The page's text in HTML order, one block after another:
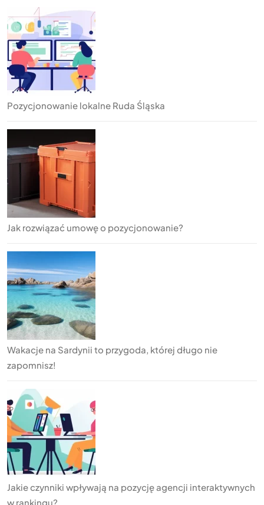
Pozycjonowanie lokalne Ruda Śląska
Jak rozwiązać umowę o pozycjonowanie?
Wakacje na Sardynii to przygoda, której długo nie
zapomnisz!
Jakie czynniki wpływają na pozycję agencji interaktywnych
w rankingu?